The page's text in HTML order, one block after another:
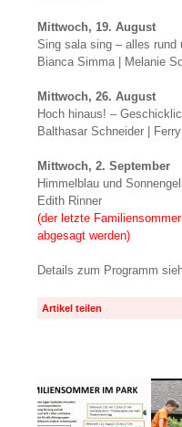
Mittwoch, 19. August
Sing sala sing – alles rund
Bianca Simma | Melanie
Mittwoch, 26. August
Hoch hinaus! –
Balthasar Schneider |
Mittwoch, 2. September
Himmelblau und
Edith Rinner
(der letzte
abgesagt werden)
Details zum Programm
Artikel teilen